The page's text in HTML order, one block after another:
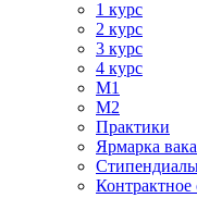
1 курс
2 курс
3 курс
4 курс
М1
М2
Практики
Ярмарка
Контрактное